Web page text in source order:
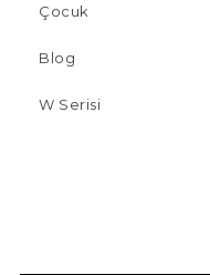
Çocuk
Blog
W Serisi